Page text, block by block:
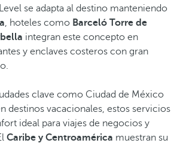
se adapta al destino manteniendo
, hoteles como Barceló Torre de
integran este concepto en
y enclaves costeros con gran
clave como Ciudad de México
destinos vacacionales, estos servicios
ideal para viajes de negocios y
Caribe y Centroamérica muestran su